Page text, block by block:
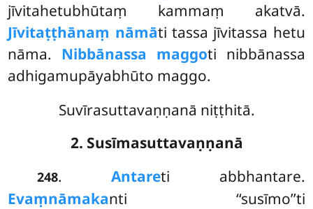
jīvitahetubhūtaṃ kammaṃ akatvā.
Jīvitaṭṭhānaṃ nāmāti tassa jīvitassa hetu
nāma. Nibbānassa maggoti nibbānassa
adhigamupāyabhūto maggo.
Suvīrasuttavaṇṇanā niṭṭhitā.
2. Susīmasuttavaṇṇanā
248.Antareti abbhantare.
Evaṃnāmakanti ‘‘susīmo’’ti